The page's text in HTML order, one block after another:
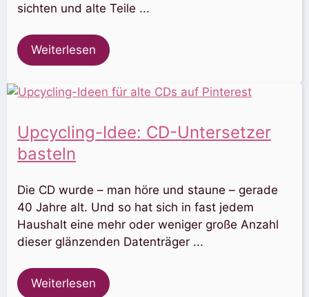
sichten und alte Teile ...
Weiterlesen
Upcycling-Idee: CD-Untersetzer
basteln
Die CD wurde – man höre und staune – gerade
40 Jahre alt. Und so hat sich in fast jedem
Haushalt eine mehr oder weniger große Anzahl
dieser glänzenden Datenträger ...
Weiterlesen